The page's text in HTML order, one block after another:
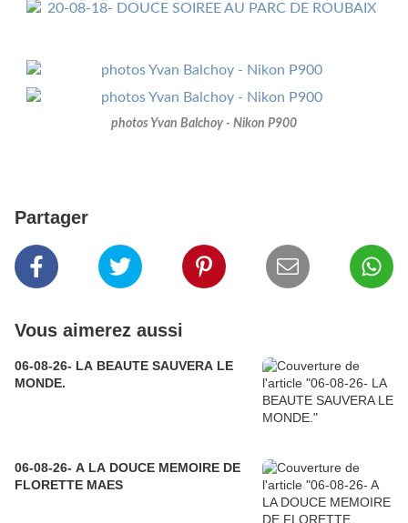
photos Yvan Balchoy - Nikon P900
Partager
Vous aimerez aussi
06-08-26- LA BEAUTE SAUVERA LE
MONDE.
06-08-26- A LA DOUCE MEMOIRE DE
FLORETTE MAES